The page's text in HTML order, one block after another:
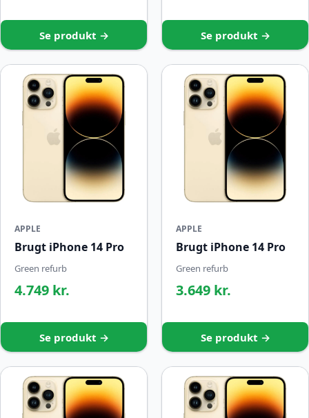
Se produkt → Se produkt →
APPLE
Brugt iPhone 14 Pro
Green refurb
4.749 kr.
Se produkt →
APPLE
Brugt iPhone 14 Pro
Green refurb
3.649 kr.
Se produkt →